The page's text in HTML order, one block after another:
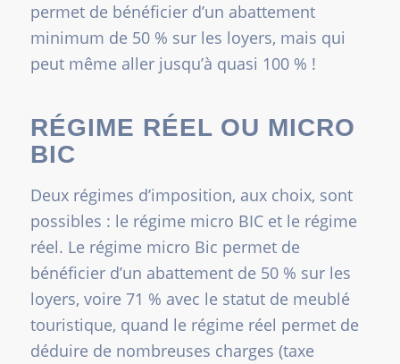
permet de bénéficier d’un abattement
minimum de 50 % sur les loyers, mais qui
peut même aller jusqu’à quasi 100 % !
RÉGIME RÉEL OU MICRO
BIC
Deux régimes d’imposition, aux choix, sont
possibles : le régime micro BIC et le régime
réel. Le régime micro Bic permet de
bénéficier d’un abattement de 50 % sur les
loyers, voire 71 % avec le statut de meublé
touristique, quand le régime réel permet de
déduire de nombreuses charges (taxe